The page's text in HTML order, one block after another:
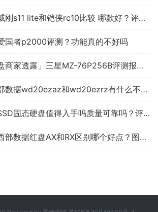
「商家透露」威刚s11 lite和铠侠rc10比较 哪款好？评测结果不看后悔
国者p2000评测？功能真的不好吗
「SSD固态硬盘商家透露」三星MZ-76P256B评测报告怎么样？质量不靠谱？
老司机介绍西部数据wd20ezaz和wd20ezrz有什么不同？良心点评配置区别
【真相内幕】SSD固态硬盘值得入手吗质量可靠吗？评测下来告诉你坑不坑
真实情况透露西部数据红盘AX和RX区别哪个好点？图文爆料分析